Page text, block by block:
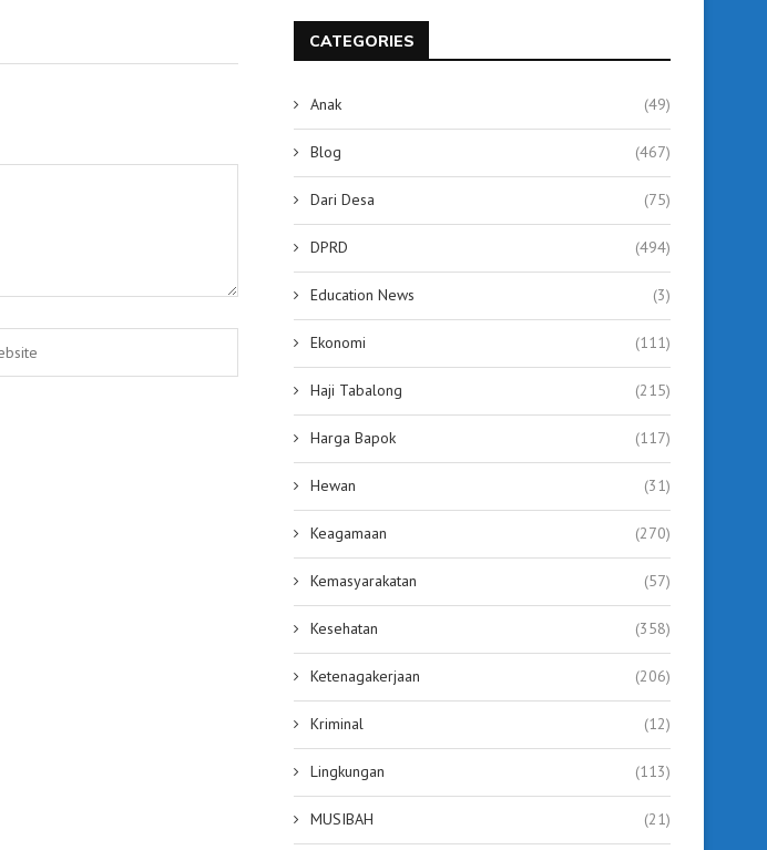
CATEGORIES
Anak (49)
Blog (467)
Dari Desa (75)
DPRD (494)
Education News (3)
Ekonomi (111)
Haji Tabalong (215)
Harga Bapok (117)
Hewan (31)
Keagamaan (270)
Kemasyarakatan (57)
Kesehatan (358)
Ketenagakerjaan (206)
Kriminal (12)
Lingkungan (113)
MUSIBAH (21)